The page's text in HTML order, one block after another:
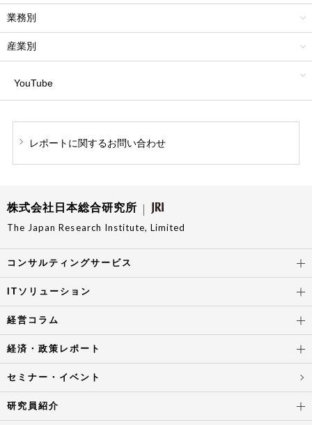
業務別
産業別
YouTube
レポートに関するお問い合わせ
株式会社日本総合研究所
The Japan Research Institute, Limited
コンサルティングサービス
ITソリューション
経営コラム
経済・政策レポート
セミナー・イベント
研究員紹介